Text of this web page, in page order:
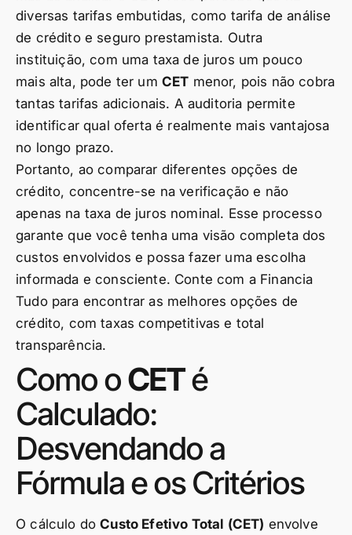
diversas tarifas embutidas, como tarifa de análise
de crédito e seguro prestamista. Outra
instituição, com uma taxa de juros um pouco
mais alta, pode ter um CET menor, pois não cobra
tantas tarifas adicionais. A auditoria permite
identificar qual oferta é realmente mais vantajosa
no longo prazo.
Portanto, ao comparar diferentes opções de
crédito, concentre-se na verificação e não
apenas na taxa de juros nominal. Esse processo
garante que você tenha uma visão completa dos
custos envolvidos e possa fazer uma escolha
informada e consciente. Conte com a Financia
Tudo para encontrar as melhores opções de
crédito, com taxas competitivas e total
transparência.
Como oCETé
Calculado:
Desvendando a
Fórmula e os Critérios
O cálculo doCusto Efetivo Total (CET) envolve